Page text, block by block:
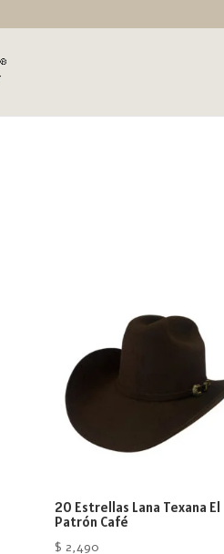
20 Estrellas Lana Texana El
Patrón Café
$ 2,490